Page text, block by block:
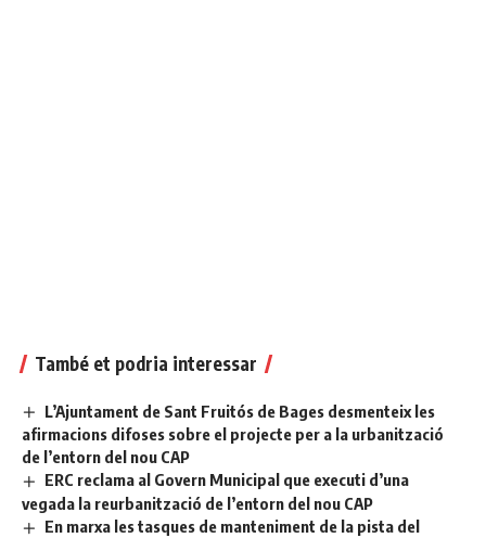
També et podria interessar
L’Ajuntament de Sant Fruitós de Bages desmenteix les
afirmacions difoses sobre el projecte per a la urbanització
de l’entorn del nou CAP
ERC reclama al Govern Municipal que executi d’una
vegada la reurbanització de l’entorn del nou CAP
En marxa les tasques de manteniment de la pista del